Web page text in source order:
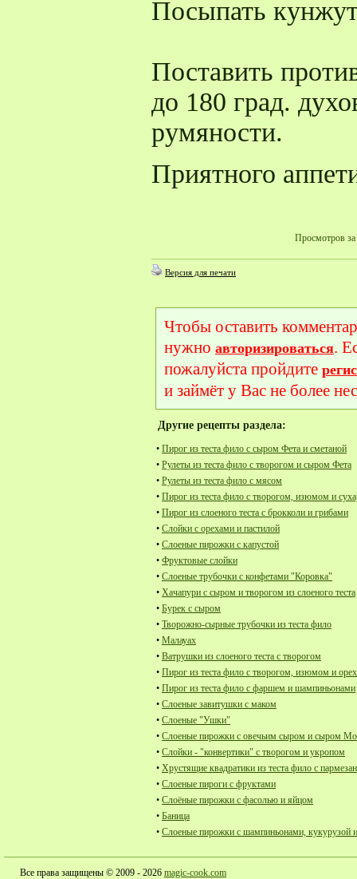
Посыпать
Поставить
до 180 град.
румяности.
Приятного
Просмотров за
Версия для печати
Чтобы оставить
нужно авторизироваться.
пожалуйста пройдите
и займёт у Вас не более
Другие рецепты раздела:
• Пирог из теста фило с сыром Фета и сметаной
• Рулеты из теста фило с творогом и сыром Фета
• Рулеты из теста фило с мясом
• Пирог из теста фило с творогом, изюмом и
• Пирог из слоеного теста с брокколи и грибами
• Слойки с орехами и пастилой
• Слоеные пирожки с капустой
• Фруктовые слойки
• Слоеные трубочки с конфетами "Коровка"
• Хачапури с сыром и творогом из слоеного теста
• Бурек с сыром
• Творожно-сырные трубочки из теста фило
• Малауах
• Ватрушки из слоеного теста с творогом
• Пирог из теста фило с творогом, изюмом и
• Пирог из теста фило с фаршем и шампиньонами
• Слоеные завитушки с маком
• Слоеные "Ушки"
• Слоеные пирожки с овечьим сыром и сыром
• Слойки - "конвертики" с творогом и укропом
• Хрустящие квадратики из теста фило с
• Слоеные пироги с фруктами
• Слоёные пирожки с фасолью и яйцом
• Баница
• Слоеные пирожки с шампиньонами, кукурузой
Все права защищены © 2009 - 2026 magic-cook.com